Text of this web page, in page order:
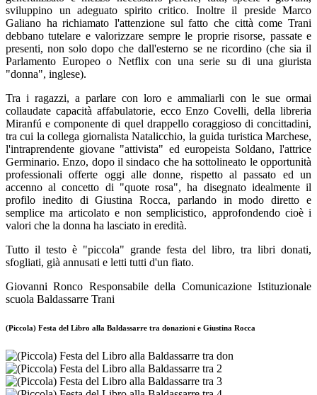
sviluppino un adeguato spirito critico. Inoltre il preside Marco
Galiano ha richiamato l'attenzione sul fatto che città come Trani
debbano tutelare e valorizzare sempre le proprie risorse, passate e
presenti, non solo dopo che dall'esterno se ne ricordino (che sia il
Parlamento Europeo o Netflix con una serie su di una giurista
"donna", inglese).
Tra i ragazzi, a parlare con loro e ammaliarli con le sue ormai
collaudate capacità affabulatorie, ecco Enzo Covelli, della libreria
Miranfú e componente di quel drappello coraggioso di concittadini,
tra cui la collega giornalista Natalicchio, la guida turistica Marchese,
l'intraprendente giovane "attivista" ed europeista Soldano, l'attrice
Germinario. Enzo, dopo il sindaco che ha sottolineato le opportunità
professionali offerte oggi alle donne, rispetto al passato ed un
accenno al concetto di "quote rosa", ha disegnato idealmente il
profilo inedito di Giustina Rocca, parlando in modo diretto e
semplice ma articolato e non semplicistico, approfondendo cioè i
valori che la donna ha lasciato in eredità.
Tutto il testo è "piccola" grande festa del libro, tra libri donati,
sfogliati, già annusati e letti tutti d'un fiato.
Giovanni Ronco Responsabile della Comunicazione Istituzionale
scuola Baldassarre Trani
(Piccola) Festa del Libro alla Baldassarre tra donazioni e Giustina Rocca